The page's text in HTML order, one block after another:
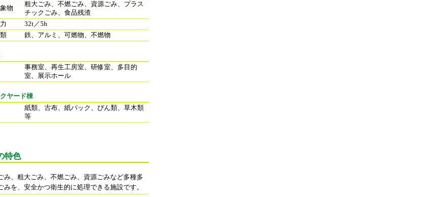
物
粗大ごみ、不燃ごみ、資源ごみ、プラス
チックごみ、食品残渣
32t／5h
鉄、アルミ、可燃物、不燃物
事務室、再生工房室、研修室、多目的
室、展示ホール
ヤード棟
紙類、古布、紙パック、びん類、草木類
等
特色
み、粗大ごみ、不燃ごみ、資源ごみなど多種多
みを、安全かつ衛生的に処理できる施設です。